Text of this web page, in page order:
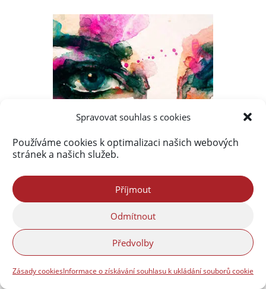
Spravovat souhlas s cookies
Používáme cookies k optimalizaci našich webových
stránek a našich služeb.
Příjmout
Odmítnout
Předvolby
Zásady cookiesInformace o získávání souhlasu k ukládání souborů cookie